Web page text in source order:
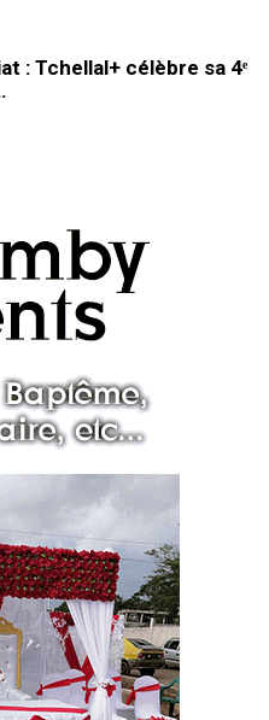
: Tchellal+ célèbre sa 4ᵉ